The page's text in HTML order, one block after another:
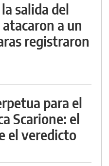
salida del
a un
registraron
para el
Scarione: el
el veredicto